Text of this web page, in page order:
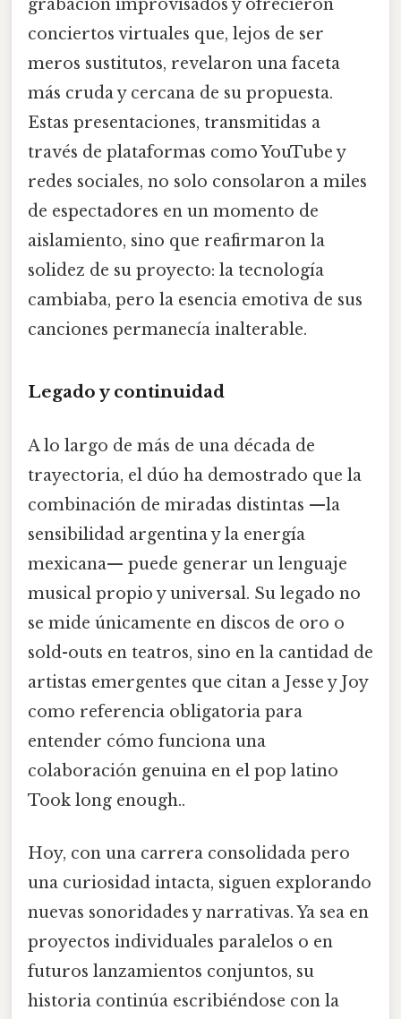
grabación improvisados y ofrecieron
conciertos virtuales que, lejos de ser
meros sustitutos, revelaron una faceta
más cruda y cercana de su propuesta.
Estas presentaciones, transmitidas a
través de plataformas como YouTube y
redes sociales, no solo consolaron a miles
de espectadores en un momento de
aislamiento, sino que reafirmaron la
solidez de su proyecto: la tecnología
cambiaba, pero la esencia emotiva de sus
canciones permanecía inalterable.
Legado y continuidad
A lo largo de más de una década de
trayectoria, el dúo ha demostrado que la
combinación de miradas distintas —la
sensibilidad argentina y la energía
mexicana— puede generar un lenguaje
musical propio y universal. Su legado no
se mide únicamente en discos de oro o
sold-outs en teatros, sino en la cantidad de
artistas emergentes que citan a Jesse y Joy
como referencia obligatoria para
entender cómo funciona una
colaboración genuina en el pop latino
Took long enough..
Hoy, con una carrera consolidada pero
una curiosidad intacta, siguen explorando
nuevas sonoridades y narrativas. Ya sea en
proyectos individuales paralelos o en
futuros lanzamientos conjuntos, su
historia continúa escribiéndose con la